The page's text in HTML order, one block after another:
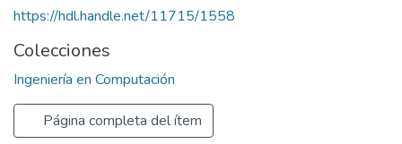
https://hdl.handle.net/11715/1558
Colecciones
Ingeniería en Computación
Página completa del ítem